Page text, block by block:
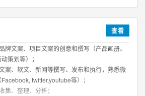
及以上，市场营销、广告学、中文、新闻学、
案工作经验，有整合推广成功案例者优先；
，具备准确的文字表现能力；
文字功底扎实，语言表达能力强；
划、活动策划的整个流程。
查看
牌文案、项目文案的创意和撰写（产品画册、
策划等）；
案、软文、新闻等撰写、发布和执行，熟悉微
twitter,youtube等）；
集、整理、分析；